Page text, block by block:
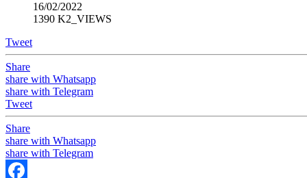
16/02/2022
1390 K2_VIEWS
Tweet
Share
share with Whatsapp
share with Telegram
Tweet
Share
share with Whatsapp
share with Telegram